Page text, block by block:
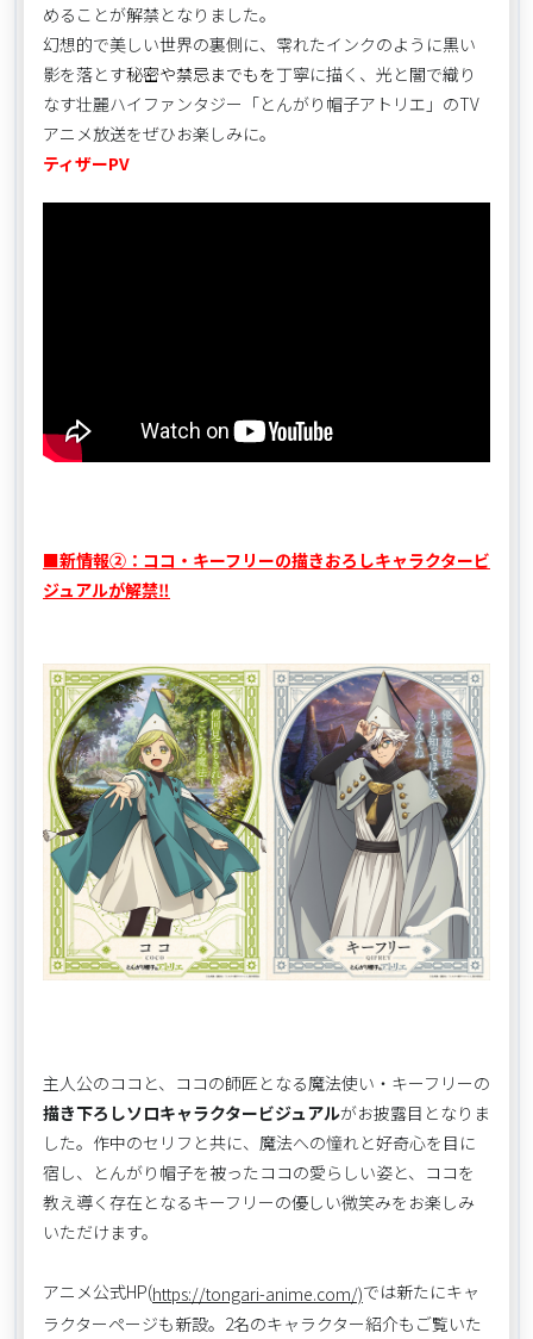
めることが解禁となりました。
幻想的で美しい世界の裏側に、零れたインクのように黒い
影を落とす秘密や禁忌までもを丁寧に描く、光と闇で織り
なす壮麗ハイファンタジー「とんがり帽子アトリエ」のTV
アニメ放送をぜひお楽しみに。
ティザーPV
■新情報②：ココ・キーフリーの描きおろしキャラクタービ
ジュアルが解禁‼
主人公のココと、ココの師匠となる魔法使い・キーフリーの
描き下ろしソロキャラクタービジュアルがお披露目となりま
した。作中のセリフと共に、魔法への憧れと好奇心を目に
宿し、とんがり帽子を被ったココの愛らしい姿と、ココを
教え導く存在となるキーフリーの優しい微笑みをお楽しみ
いただけます。
アニメ公式HP(https://tongari-anime.com/)では新たにキャ
ラクターページも新設。2名のキャラクター紹介もご覧いた